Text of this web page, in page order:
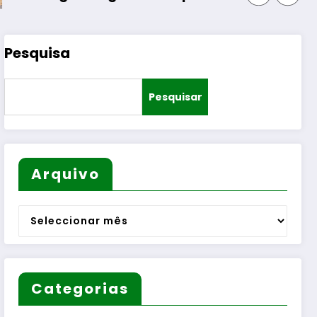
Pesquisa
Pesquisar
Arquivo
Arquivo
Categorias